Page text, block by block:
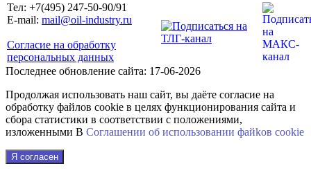
Тел: +7(495) 247-50-90/91
E-mail: mail@oil-industry.ru
Согласие на обработку
персональных данных
Последнее обновление сайта: 17-06-2026
Продолжая использовать наш сайт, вы даёте согласие на
обработку файлов cookie в целях функционирования сайта и
сбора статистики в соответствии с положениями,
изложенными В Соглашении об использовании файkов cookie
Я согласен